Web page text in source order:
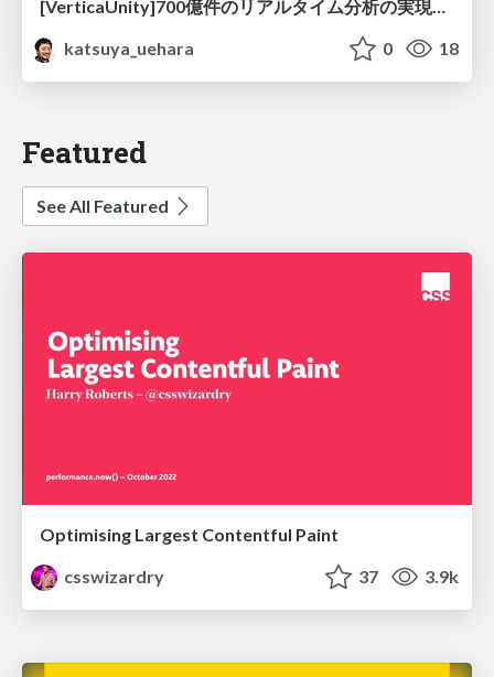
[VerticaUnity]700億件のリアルタイム分析の実現と運用の実態
katsuya_uehara
0 18
Featured
See All Featured
Optimising Largest Contentful Paint
csswizardry
37 3.9k